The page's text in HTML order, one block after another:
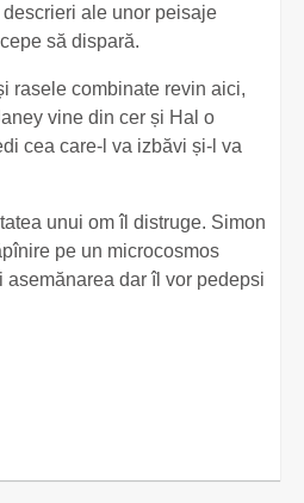
ale unor peisaje
să dispară.
rasele combinate revin aici,
vine din cer și Hal o
cea care-l va izbăvi și-l va
unui om îl distruge. Simon
pe un microcosmos
dar îl vor pedepsi